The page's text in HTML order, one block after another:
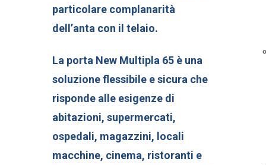
particolare complanarità
dell’anta con il telaio.
La porta New Multipla 65 è una
soluzione flessibile e sicura che
risponde alle esigenze di
abitazioni, supermercati,
ospedali, magazzini, locali
macchine, cinema, ristoranti e